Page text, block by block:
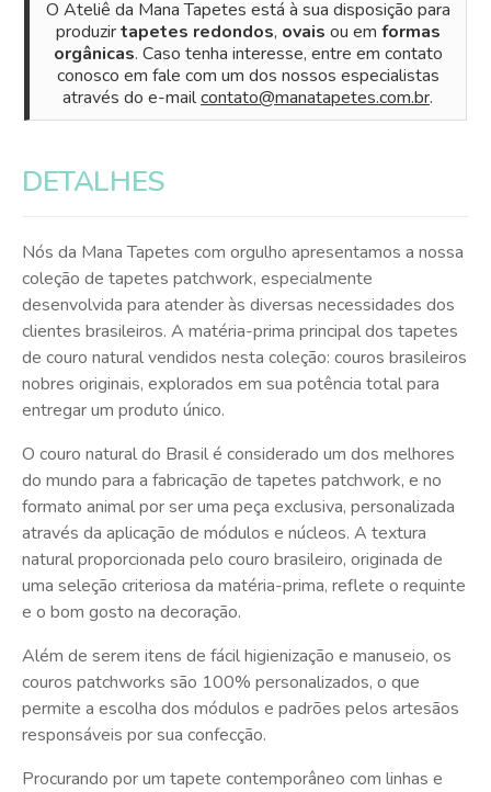
O Ateliê da Mana Tapetes está à sua disposição para
produzirtapetes redondos, ovais ou em formas
orgânicas. Caso tenha interesse, entre em contato
conosco em fale com um dos nossos especialistas
através do e-mailcontato@manatapetes.com.br.
DETALHES
Nós da Mana Tapetes com orgulho apresentamos a nossa
coleção de tapetes patchwork, especialmente
desenvolvida para atender às diversas necessidades dos
clientes brasileiros. A matéria-prima principal dos tapetes
de couro natural vendidos nesta coleção: couros brasileiros
nobres originais, explorados em sua potência total para
entregar um produto único.
O couro natural do Brasil é considerado um dos melhores
do mundo para a fabricação de tapetes patchwork, e no
formato animal por ser uma peça exclusiva, personalizada
através da aplicação de módulos e núcleos. A textura
natural proporcionada pelo couro brasileiro, originada de
uma seleção criteriosa da matéria-prima, reflete o requinte
e o bom gosto na decoração.
Além de serem itens de fácil higienização e manuseio, os
couros patchworks são 100% personalizados, o que
permite a escolha dos módulos e padrões pelos artesãos
responsáveis por sua confecção.
Procurando por um tapete contemporâneo com linhas e